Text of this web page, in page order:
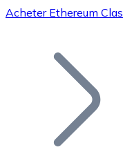
Bitcoin
Acheter Ethereum